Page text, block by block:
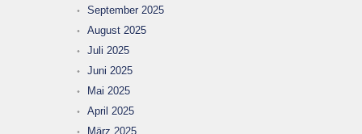
September 2025
August 2025
Juli 2025
Juni 2025
Mai 2025
April 2025
März 2025